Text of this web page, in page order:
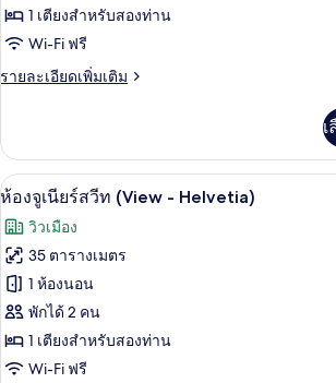
Deluxe
Double
Twin
1 เตียงสำหรับสองท่าน
Wi-Fi ฟรี
รายละเอียดเพิ่มเติม
ราย
เกี่ยว
กับ
Deluxe
Double
or
Twin
Room
(Helvetia)
เปิด
ภาพถ่าย
ทั้งหมด
ของ
ห้อง
จู
เนียร์
1 ห้องนอน, เ
11
ห้องจูเนียร์สวีท (View - Helvetia)
วิวเมือง
35 ตารางเมตร
1 ห้องนอน
พักได้ 2 คน
1 เตียงสำหรับสองท่าน
Wi-Fi ฟรี